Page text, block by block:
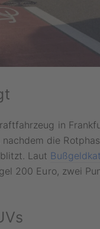
in
die
Laut
200 Euro, zwei